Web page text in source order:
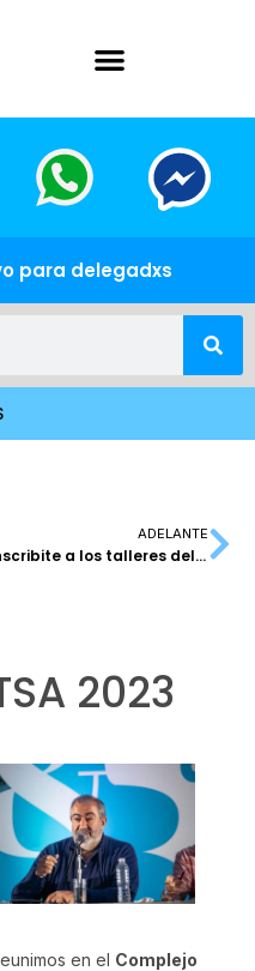
para delegadxs
ADELANTE
Inscribite a los talleres del CCS
2023
en el Complejo